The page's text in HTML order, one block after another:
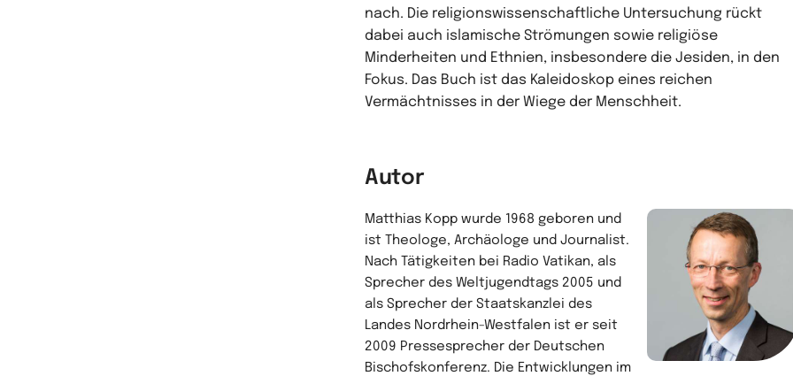
nach. Die religionswissenschaftliche Untersuchung rückt
dabei auch islamische Strömungen sowie religiöse
Minderheiten und Ethnien, insbesondere die Jesiden, in den
Fokus. Das Buch ist das Kaleidoskop eines reichen
Vermächtnisses in der Wiege der Menschheit.
Autor
Matthias Kopp wurde 1968 geboren und
ist Theologe, Archäologe und Journalist.
Nach Tätigkeiten bei Radio Vatikan, als
Sprecher des Weltjugendtags 2005 und
als Sprecher der Staatskanzlei des
Landes Nordrhein-Westfalen ist er seit
2009 Pressesprecher der Deutschen
Bischofskonferenz. Die Entwicklungen im